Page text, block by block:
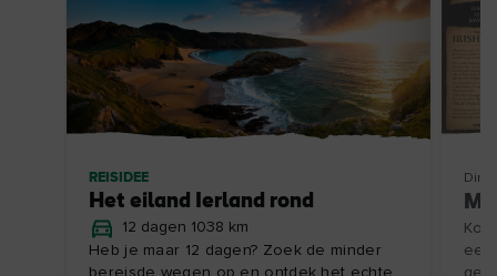
REISIDEE
Het eiland Ierland rond
12 dagen 1038 km
Heb je maar 12 dagen? Zoek de minder
bereisde wegen op en ontdek het echte
een